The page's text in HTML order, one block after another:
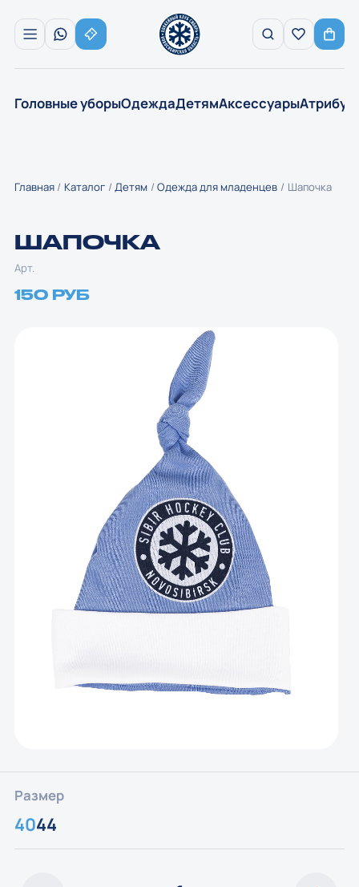
Головные уборыОдеждаДетямАксессуары
Главная Каталог Детям Одежда для младенцев Шапочка
ШАПОЧКА
Арт.
150 РУБ
Размер
4044